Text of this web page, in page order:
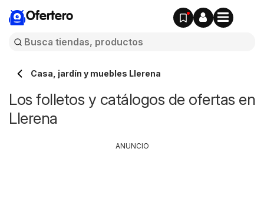
Ofertero
Casa, jardín y muebles Llerena
Los folletos y catálogos de ofertas en
Llerena
ANUNCIO